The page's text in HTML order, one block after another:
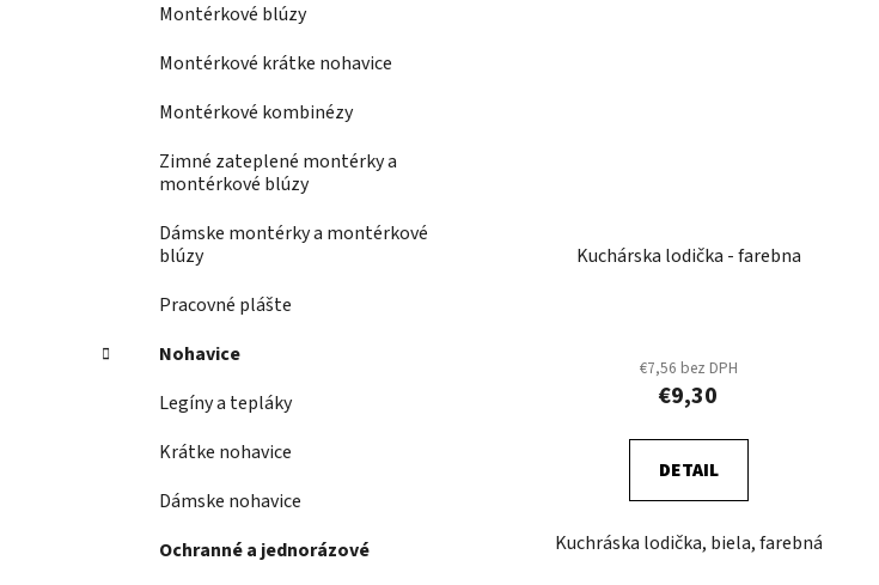
Montérkové blúzy
Montérkové krátke nohavice
Montérkové kombinézy
Zimné zateplené montérky a
montérkové blúzy
Dámske montérky a montérkové
blúzy
Pracovné plášte
Nohavice
Legíny a tepláky
Krátke nohavice
Dámske nohavice
Ochranné a jednorázové
Kuchárska lodička - farebna
€7,56 bez DPH
€9,30
DETAIL
Kuchráska lodička, biela, farebná